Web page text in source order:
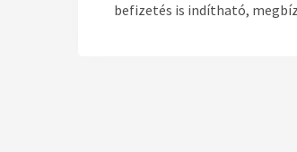
befizetés is indítható,